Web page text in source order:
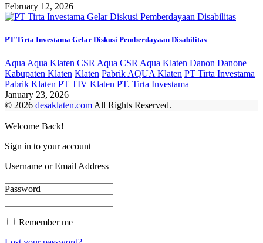
February 12, 2026
PT Tirta Investama Gelar Diskusi Pemberdayaan Disabilitas
Aqua Aqua Klaten CSR Aqua CSR Aqua Klaten Danon Danone
Kabupaten Klaten Klaten Pabrik AQUA Klaten PT Tirta Investama
Pabrik Klaten PT TIV Klaten PT. Tirta Investama
January 23, 2026
© 2026 desaklaten.com All Rights Reserved.
Welcome Back!
Sign in to your account
Username or Email Address
Password
Remember me